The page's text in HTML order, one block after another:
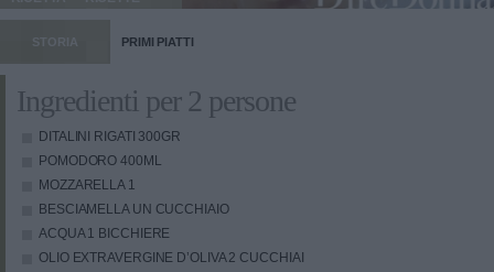
STORIA PRIMI PIATTI
Ingredienti per 2 persone
DITALINI RIGATI 300GR
POMODORO 400ML
MOZZARELLA 1
BESCIAMELLA UN CUCCHIAIO
ACQUA 1 BICCHIERE
OLIO EXTRAVERGINE D’OLIVA 2 CUCCHIAI